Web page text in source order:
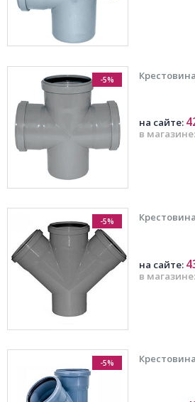
-5%
в магазине:
на сайте:
-5%
в магазине:
на сайте:
-5%